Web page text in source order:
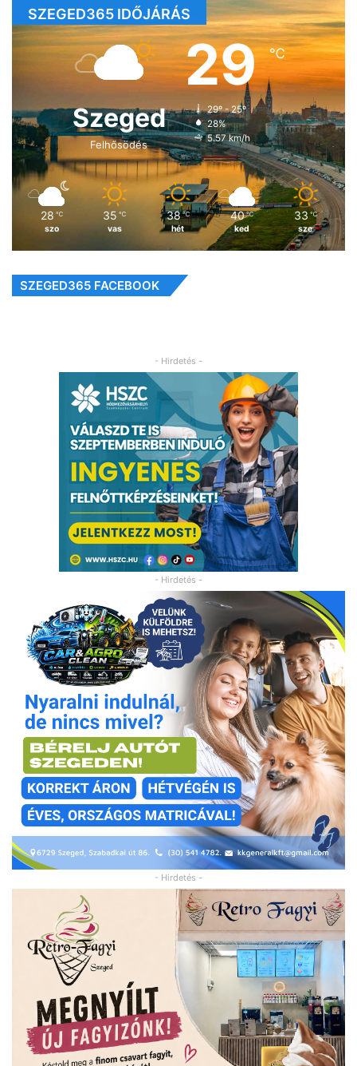
SZEGED365 IDŐJÁRÁS
Szeged
Felhősödés
29℃
29º - 25º
28%
5.57 km/h
28 ℃
szo
35 ℃
vas
38 ℃
hét
40 ℃
ked
33 ℃
sze
SZEGED365 FACEBOOK
- Hirdetés -
- Hirdetés -
- Hirdetés -